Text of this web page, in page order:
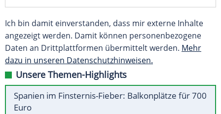
Ich bin damit einverstanden, dass mir externe Inhalte
angezeigt werden. Damit können personenbezogene
Daten an Drittplattformen übermittelt werden. Mehr
dazu in unseren Datenschutzhinweisen.
Unsere Themen-Highlights
Spanien im Finsternis-Fieber: Balkonplätze für 700
Euro